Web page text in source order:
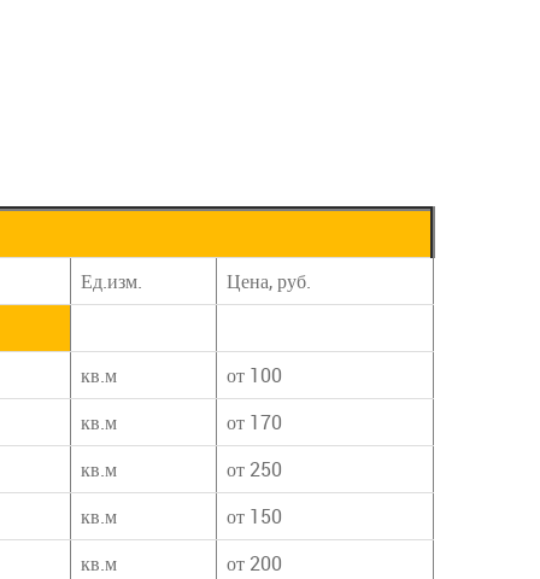
Ед.изм. Цена, руб.
кв.м
от 100
кв.м
от 170
кв.м
от 250
кв.м
от 150
кв.м
от 200